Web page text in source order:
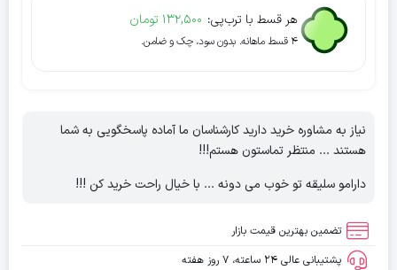
هر قسط با ترب‌پی: 132,500 تومان
۴ قسط ماهانه. بدون سود، چک و ضامن.
نیاز به مشاوره خرید دارید کارشناسان ما آماده پاسخگویی به شما
هستند ... منتظر تماستون هستم!!!
دارامو سلیقه تو خوب می دونه ... با خیال راحت خرید کن !!!
تضمین بهترین قیمت بازار
پشتیبانی عالی ۲۴ ساعته، ۷ روز هفته